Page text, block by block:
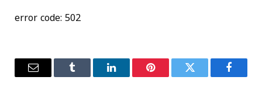
error code: 502
فيسبوكتويتر بينتيريستلينكدإن Tumblrالبريد